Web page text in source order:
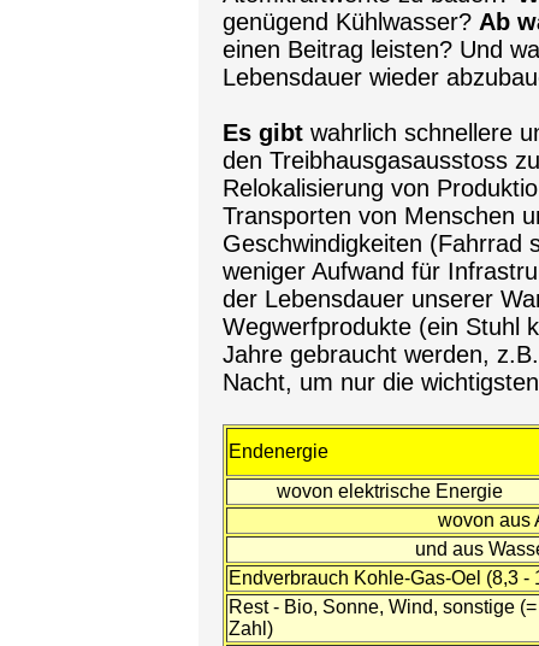
genügend Kühlwasser? Ab
einen Beitrag leisten? Und
Lebensdauer wieder
Es gibt wahrlich schnellere
den Treibhausgasausstoss
Relokalisierung von
Transporten von Menschen
Geschwindigkeiten (Fahrrad
weniger Aufwand für
der Lebensdauer unserer
Wegwerfprodukte (ein Stuhl
Jahre gebraucht werden,
Nacht, um nur die
Endenergie
wovon elektrische Energie
wovon aus
und aus
Endverbrauch Kohle-Gas-Oel (8,3 -
Rest - Bio, Sonne, Wind, sonstige
Zahl)